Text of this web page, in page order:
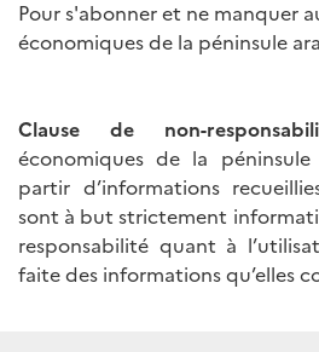
Pour s'abonner et ne manquer
économiques de la péninsule
Clause de non-
économiques de la péninsule
partir d’informations
sont à but strictement
responsabilité quant à
faite des informations qu’elles